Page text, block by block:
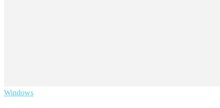
Windows